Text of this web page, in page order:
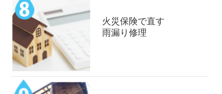
火災保険で直す
雨漏り修理